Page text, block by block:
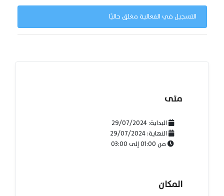
التسجيل في الفعالية مغلق حاليًا
متى
البداية:29/07/2024
النهاية:29/07/2024
من01:00إلى03:00
المكان